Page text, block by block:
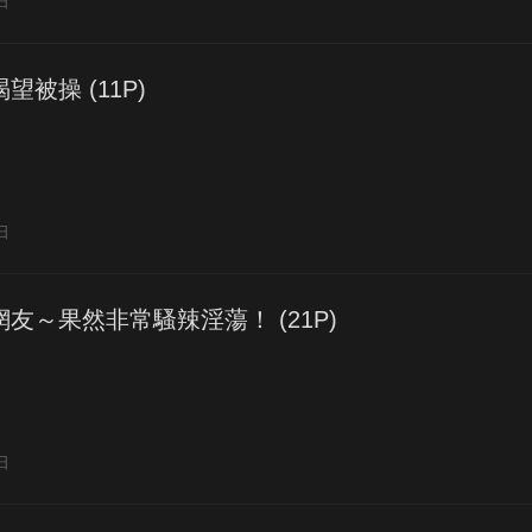
望被操 (11P)
友～果然非常騷辣淫蕩！ (21P)